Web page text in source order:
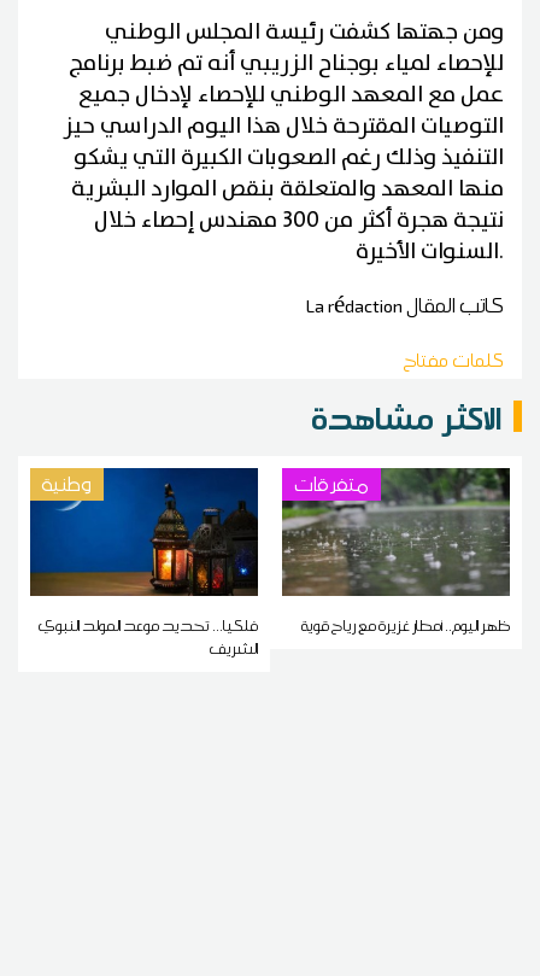
ومن جهتها كشفت رئيسة المجلس الوطني
للإحصاء لمياء بوجناح الزريبي أنه تم ضبط برنامج
عمل مع المعهد الوطني للإحصاء لإدخال جميع
التوصيات المقترحة خلال هذا اليوم الدراسي حيز
التنفيذ وذلك رغم الصعوبات الكبيرة التي يشكو
منها المعهد والمتعلقة بنقص الموارد البشرية
نتيجة هجرة أكثر من 300 مهندس إحصاء خلال
السنوات الأخيرة.
كاتب المقالLa rédaction
كلمات مفتاح
الاكثر مشاهدة
متفرقات
ظهر اليوم.. أمطار غزيرة مع رياح قوية
وطنية
فلكيا... تحديد موعد المولد النبوي
الشريف